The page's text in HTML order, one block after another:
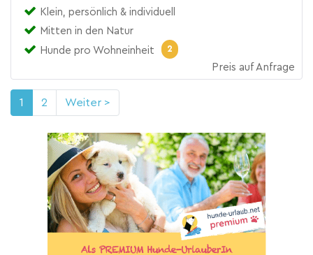
Klein, persönlich & individuell
Mitten in den Natur
Hunde pro Wohneinheit
2
Preis auf Anfrage
1 2 Weiter >